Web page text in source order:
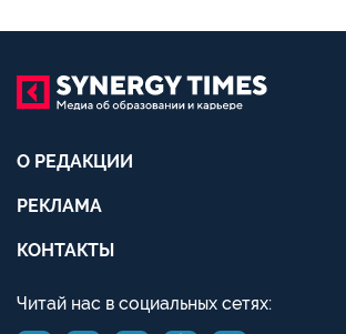
О РЕДАКЦИИ
РЕКЛАМА
КОНТАКТЫ
Читай нас в социальных сетях: